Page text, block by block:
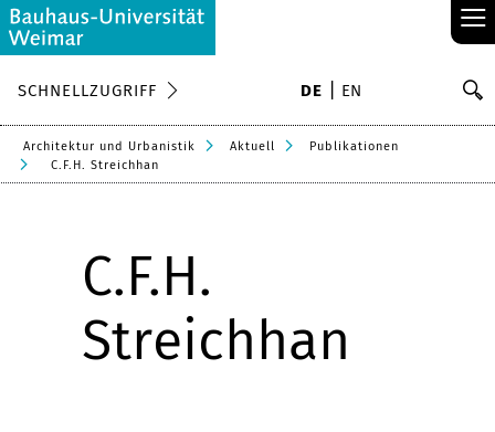
≡
SCHNELLZUGRIFF DE EN
Architektur und Urbanistik Aktuell
Publikationen
C.F.H. Streichhan
C.F.H.
Streichhan